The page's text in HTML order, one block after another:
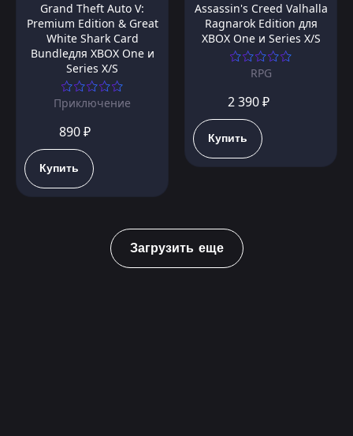
Grand Theft Auto V:
Premium Edition & Great
White Shark Card
Bundleдля XBOX One и
Series X/S
Приключение
890 ₽
Купить
Assassin's Creed Valhalla
Ragnarok Edition для
XBOX One и Series X/S
RPG
2 390 ₽
Купить
Загрузить еще